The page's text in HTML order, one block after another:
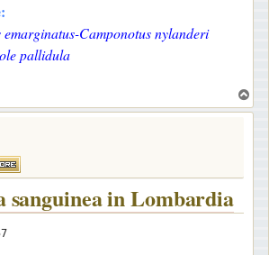
Camponotus nylanderi
pallidula
o
sanguinea in Lombardia